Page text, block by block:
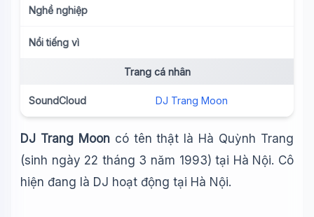
Nghề nghiệp
Nổi tiếng vì
Trang cá nhân
SoundCloud DJ Trang Moon
DJ Trang Mooncó tên thật là Hà Quỳnh Trang
(sinh ngày 22 tháng 3 năm 1993) tại Hà Nội. Cô
hiện đang là DJ hoạt động tại Hà Nội.
🤖 Wiki Trợ Lý
Sẵn sàng hỗ trợ